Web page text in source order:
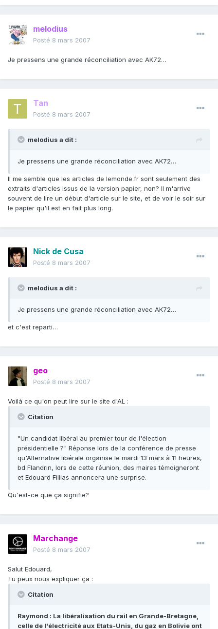
melodius
Posté 8 mars 2007
Je pressens une grande réconciliation avec AK72…
Tan
Posté 8 mars 2007
melodius a dit :
Je pressens une grande réconciliation avec AK72…
Il me semble que les articles de lemonde.fr sont seulement des
extraits d'articles issus de la version papier, non? Il m'arrive
souvent de lire un début d'article sur le site, et de voir le soir sur
le papier qu'il est en fait plus long.
Nick de Cusa
Posté 8 mars 2007
melodius a dit :
Je pressens une grande réconciliation avec AK72…
et c'est reparti…
geo
Posté 8 mars 2007
Voilà ce qu'on peut lire sur le site d'AL :
Citation
"Un candidat libéral au premier tour de l'élection
présidentielle ?" Réponse lors de la conférence de presse
qu'Alternative libérale organise le mardi 13 mars à 11 heures,
bd Flandrin, lors de cette réunion, des maires témoigneront
et Edouard Fillias annoncera une surprise.
Qu'est-ce que ça signifie?
Marchange
Posté 8 mars 2007
Salut Edouard,
Tu peux nous expliquer ça :
Citation
Raymond : La libéralisation du rail en Grande-Bretagne,
celle de l'électricité aux Etats-Unis, du gaz en Bolivie ont